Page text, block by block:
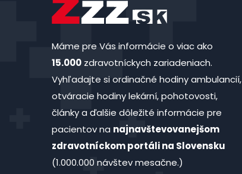
Máme pre Vás informácie o viac ako
15.000 zdravotníckych zariadeniach.
Vyhľadajte si ordinačné hodiny ambulancií,
otváracie hodiny lekární, pohotovosti,
články a ďalšie dôležité informácie pre
pacientov na najnavštevovanejšom
zdravotníckom portáli na Slovensku
(1.000.000 návštev mesačne.)